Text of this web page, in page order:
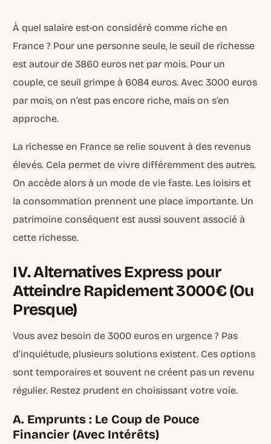
À quel salaire est-on considéré comme riche en
France ? Pour une personne seule, le seuil de richesse
est autour de3860 euros net par mois. Pour un
couple, ce seuil grimpe à 6084 euros. Avec 3000 euros
par mois, on n’est pas encore riche, mais on s’en
approche.
La richesse en France se relie souvent à des revenus
élevés. Cela permet de vivre différemment des autres.
On accède alors à un mode de vie faste. Les loisirs et
la consommation prennent une place importante. Un
patrimoine conséquent est aussi souvent associé à
cette richesse.
IV. Alternatives Express pour
Atteindre Rapidement 3000€ (Ou
Presque)
Vous avez besoin de 3000 euros en urgence ? Pas
d’inquiétude, plusieurs solutions existent. Ces options
sont temporaires et souvent ne créent pas un revenu
régulier. Restez prudent en choisissant votre voie.
A. Emprunts : Le Coup de Pouce
Financier (Avec Intérêts)